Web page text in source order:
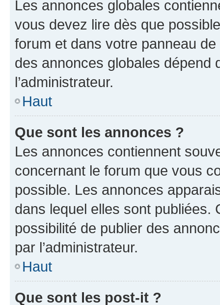
Les annonces globales
vous devez lire dès que
forum et dans votre panneau
des annonces globales dépend
l’administrateur.
Haut
Que sont les annonces ?
Les annonces contiennent
concernant le forum que vous
possible. Les annonces
dans lequel elles sont publiées.
possibilité de publier des
par l’administrateur.
Haut
Que sont les post-it ?